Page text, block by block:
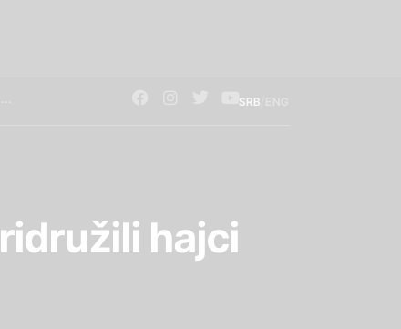
SRB
hajci